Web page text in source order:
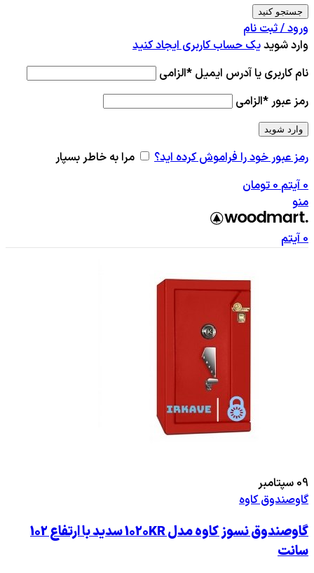
جستجو کنید
ورود / ثبت نام
وارد شویدیک حساب کاربری ایجاد کنید
نام کاربری یا آدرس ایمیل *الزامی
رمز عبور*الزامی
وارد شوید
رمز عبور خود را فراموش کرده اید؟
مرا به خاطر بسپار
0آیتم 0تومان
منو
0آیتم
09 سپتامبر
گاوصندوق کاوه
گاوصندوق نسوز کاوه مدل 1020KR سدید با ارتفاع 102
سانت